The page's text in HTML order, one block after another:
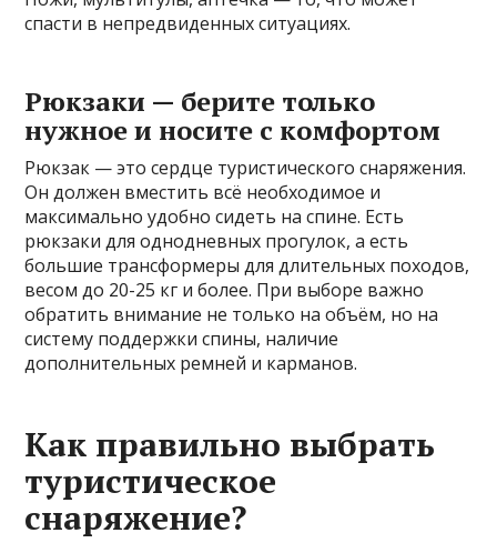
спасти в непредвиденных ситуациях.
Рюкзаки — берите только
нужное и носите с комфортом
Рюкзак — это сердце туристического снаряжения.
Он должен вместить всё необходимое и
максимально удобно сидеть на спине. Есть
рюкзаки для однодневных прогулок, а есть
большие трансформеры для длительных походов,
весом до 20-25 кг и более. При выборе важно
обратить внимание не только на объём, но на
систему поддержки спины, наличие
дополнительных ремней и карманов.
Как правильно выбрать
туристическое
снаряжение?